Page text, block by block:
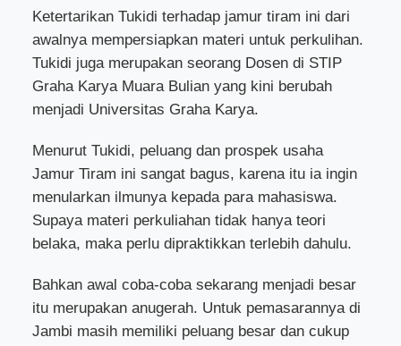
Ketertarikan Tukidi terhadap jamur tiram ini dari
awalnya mempersiapkan materi untuk perkulihan.
Tukidi juga merupakan seorang Dosen di STIP
Graha Karya Muara Bulian yang kini berubah
menjadi Universitas Graha Karya.
Menurut Tukidi, peluang dan prospek usaha
Jamur Tiram ini sangat bagus, karena itu ia ingin
menularkan ilmunya kepada para mahasiswa.
Supaya materi perkuliahan tidak hanya teori
belaka, maka perlu dipraktikkan terlebih dahulu.
Bahkan awal coba-coba sekarang menjadi besar
itu merupakan anugerah. Untuk pemasarannya di
Jambi masih memiliki peluang besar dan cukup